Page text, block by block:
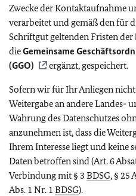
Zwecke der Kontaktaufnahme
verarbeitet und gemäß den für
Schriftgut geltenden Fristen der
dieGemeinsame
(GGO)
ergänzt, gespeichert.
Sofern wir für Ihr Anliegen
Weitergabe an andere Landes-
Wahrung des Datenschutzes
anzunehmen ist, dass die
Ihrem Interesse liegt und keine
Daten betroffen sind (Art. 6
Verbindung mit § 3 BDSG, § 25
Abs. 1 Nr. 1 BDSG).